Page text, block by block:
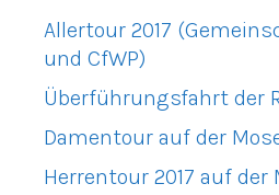
Allertour 2017
und CfWP)
Überführungsfahrt der
Damentour auf der
Herrentour 2017 auf der